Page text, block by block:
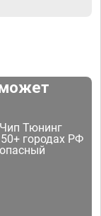
Тюнинг
городах РФ